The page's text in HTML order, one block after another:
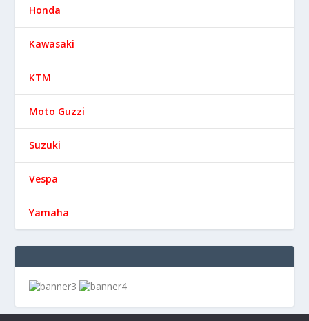
Honda
Kawasaki
KTM
Moto Guzzi
Suzuki
Vespa
Yamaha